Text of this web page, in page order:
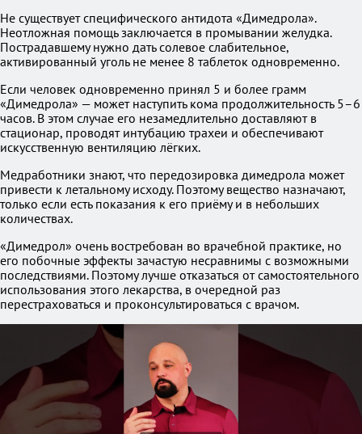
Не существует специфического антидота «Димедрола».
Неотложная помощь заключается в промывании желудка.
Пострадавшему нужно дать солевое слабительное,
активированный уголь не менее 8 таблеток одновременно.
Если человек одновременно принял 5 и более грамм
«Димедрола» — может наступить кома продолжительность 5–6
часов. В этом случае его незамедлительно доставляют в
стационар, проводят интубацию трахеи и обеспечивают
искусственную вентиляцию лёгких.
Медработники знают, что передозировка димедрола может
привести к летальному исходу. Поэтому вещество назначают,
только если есть показания к его приёму и в небольших
количествах.
«Димедрол» очень востребован во врачебной практике, но
его побочные эффекты зачастую несравнимы с возможными
последствиями. Поэтому лучше отказаться от самостоятельного
использования этого лекарства, в очередной раз
перестраховаться и проконсультироваться с врачом.